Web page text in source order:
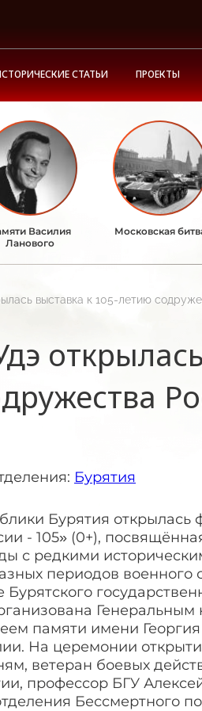
СТАТЬИ ПРОЕКТЫ
Василия
Ланового
Московская
выставка к 105-летию
Бурятия
Бурятия открылась
- 105» (0+),
с редкими
периодов
Бурятского
памяти имени
На церемонии
ветеран боевых
профессор БГУ
Бессмертного